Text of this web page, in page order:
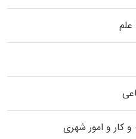
علم
کار و امور شهری